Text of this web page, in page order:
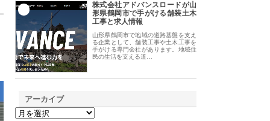
株式会社アドバンスロードが山
形県鶴岡市で手がける舗装土木
工事と求人情報
山形県鶴岡市で地域の道路基盤を支え
る企業として、舗装工事や土木工事を
手がける専門会社があります。地域住
民の生活を支える道…
アーカイブ